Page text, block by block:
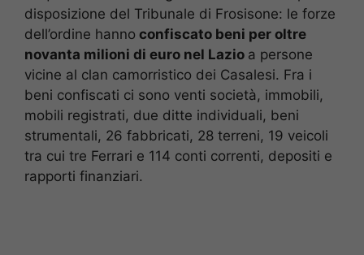
disposizione del Tribunale di Frosisone: le forze
dell’ordine hanno confiscato beni per oltre
novanta milioni di euro nel Lazio a persone
vicine al clan camorristico dei Casalesi. Fra i
beni confiscati ci sono venti società, immobili,
mobili registrati, due ditte individuali, beni
strumentali, 26 fabbricati, 28 terreni, 19 veicoli
tra cui tre Ferrari e 114 conti correnti, depositi e
rapporti finanziari.